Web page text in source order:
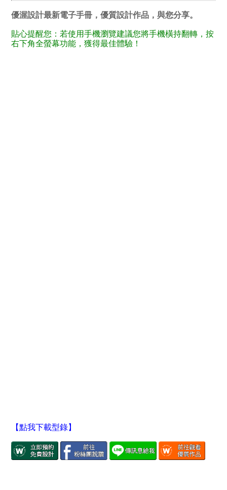
優渥設計最新電子手冊，優質設計作品，與您分享。
貼心提醒您：若使用手機瀏覽建議您將手機橫持翻轉，按
右下角全螢幕功能，獲得最佳體驗！
【點我下載型錄】